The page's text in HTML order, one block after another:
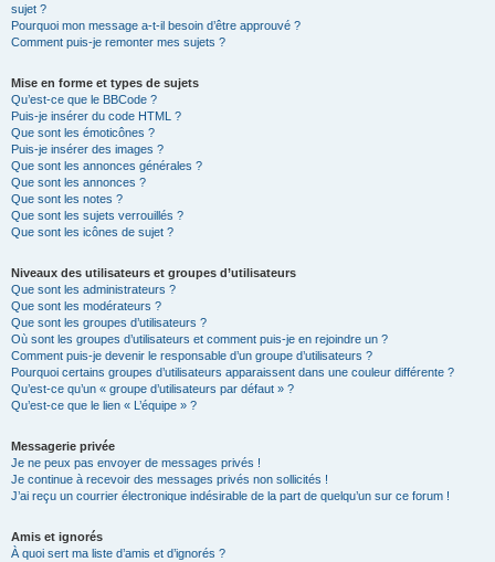
sujet ?
Pourquoi mon message a-t-il besoin d’être approuvé ?
Comment puis-je remonter mes sujets ?
Mise en forme et types de sujets
Qu’est-ce que le BBCode ?
Puis-je insérer du code HTML ?
Que sont les émoticônes ?
Puis-je insérer des images ?
Que sont les annonces générales ?
Que sont les annonces ?
Que sont les notes ?
Que sont les sujets verrouillés ?
Que sont les icônes de sujet ?
Niveaux des utilisateurs et groupes d’utilisateurs
Que sont les administrateurs ?
Que sont les modérateurs ?
Que sont les groupes d’utilisateurs ?
Où sont les groupes d’utilisateurs et comment puis-je en rejoindre un ?
Comment puis-je devenir le responsable d’un groupe d’utilisateurs ?
Pourquoi certains groupes d’utilisateurs apparaissent dans une couleur différente ?
Qu’est-ce qu’un « groupe d’utilisateurs par défaut » ?
Qu’est-ce que le lien « L’équipe » ?
Messagerie privée
Je ne peux pas envoyer de messages privés !
Je continue à recevoir des messages privés non sollicités !
J’ai reçu un courrier électronique indésirable de la part de quelqu’un sur ce forum !
Amis et ignorés
À quoi sert ma liste d’amis et d’ignorés ?